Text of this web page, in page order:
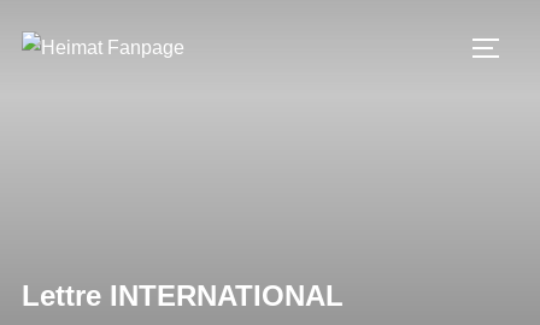
Inhalt
Lettre INTERNATIONAL